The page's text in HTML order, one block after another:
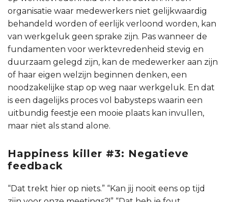
organisatie waar medewerkers niet gelijkwaardig
behandeld worden of eerlijk verloond worden, kan
van werkgeluk geen sprake zijn. Pas wanneer de
fundamenten voor werktevredenheid stevig en
duurzaam gelegd zijn, kan de medewerker aan zijn
of haar eigen welzijn beginnen denken, een
noodzakelijke stap op weg naar werkgeluk. En dat
is een dagelijks proces vol babysteps waarin een
uitbundig feestje een mooie plaats kan invullen,
maar niet als stand alone.
Happiness killer #3: Negatieve
feedback
“Dat trekt hier op niets.” “Kan jij nooit eens op tijd